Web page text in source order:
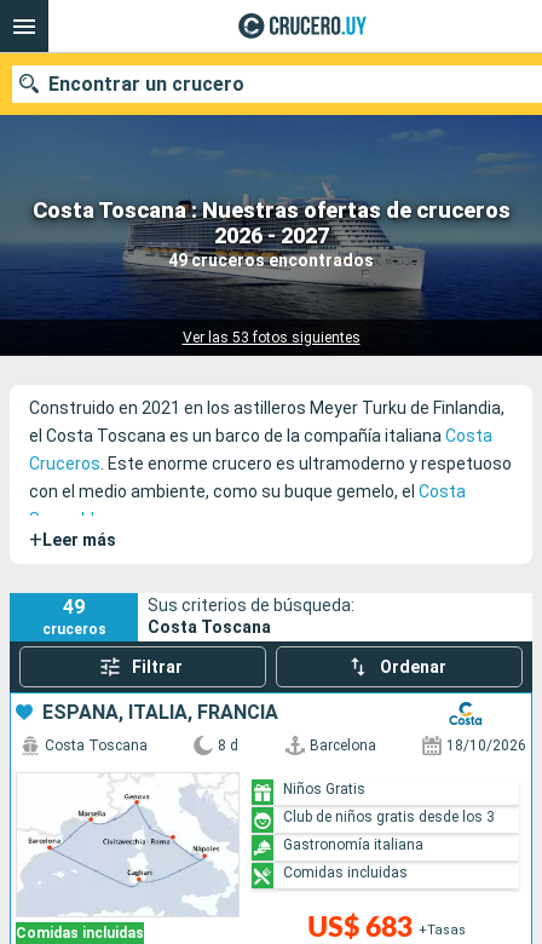
Costa Toscana : Nuestras ofertas de cruceros
2026 - 2027
49 cruceros encontrados
Ver las 53 fotos siguientes
Encontrar un crucero
Nuestros destinos
Fecha de salida
Construido en 2021 en los astilleros Meyer Turku de Finlandia,
el Costa Toscana es un barco de la compañía italianaCosta
Cruceros. Este enorme crucero es ultramoderno y respetuoso
con el medio ambiente, como su buque gemelo, el Costa
Smeralda
+ Leer más
49
cruceros
Sus criterios de búsqueda:
Costa Toscana
Filtrar Ordenar
ESPAÑA, ITALIA, FRANCIA
Comidas incluidas
Costa Toscana 8 d Barcelona 18/10/2026
US$ 683 +Tasas
Niños Gratis
Club de niños gratis desde los 3
Gastronomía italiana
Comidas incluidas